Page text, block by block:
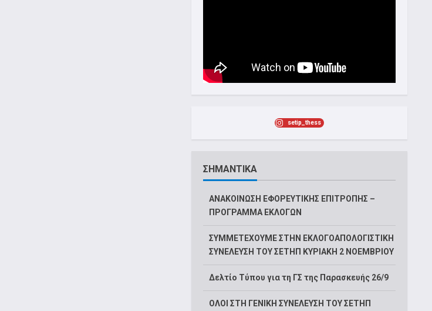
setip_thess
ΣΗΜΑΝΤΙΚΑ
ΑΝΑΚΟΙΝΩΣΗ ΕΦΟΡΕΥΤΙΚΗΣ ΕΠΙΤΡΟΠΗΣ –
ΠΡΟΓΡΑΜΜΑ ΕΚΛΟΓΩΝ
ΣΥΜΜΕΤΕΧΟΥΜΕ ΣΤΗΝ ΕΚΛΟΓΟΑΠΟΛΟΓΙΣΤΙΚΗ
ΣΥΝΕΛΕΥΣΗ ΤΟΥ ΣΕΤΗΠ ΚΥΡΙΑΚΗ 2 ΝΟΕΜΒΡΙΟΥ
Δελτίο Τύπου για τη ΓΣ της Παρασκευής 26/9
ΟΛΟΙ ΣΤΗ ΓΕΝΙΚΗ ΣΥΝΕΛΕΥΣΗ ΤΟΥ ΣΕΤΗΠ